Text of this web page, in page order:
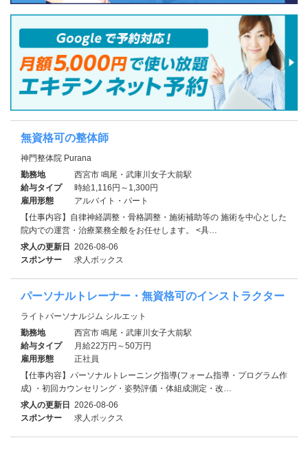
無資格可の整体師
神門整体院 Purana
勤務地
西宮市 鳴尾・武庫川女子大前駅
給与タイプ
時給1,116円～1,300円
雇用形態
アルバイト・パート
【仕事内容】自律神経調整・骨格調整・施術補助等の 施術を中心とした
院内での運営・治療業務全般をお任せします。 <具…
求人の更新日 2026-08-06
スポンサー
求人ボックス
パーソナルトレーナー・無資格可のインストラクター
ライトパーソナルジム シルエット
勤務地
西宮市 鳴尾・武庫川女子大前駅
給与タイプ
月給22万円～50万円
雇用形態
正社員
【仕事内容】パーソナルトレーニング指導(フォーム指導・プログラム作
成) ・初回カウンセリング・姿勢評価・体組成測定・改…
求人の更新日 2026-08-06
スポンサー
求人ボックス